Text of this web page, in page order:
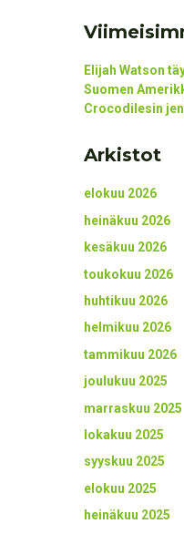
Elijah Watson
Suomen
Crocodilesin
Arkistot
elokuu 2026
heinäkuu 2026
kesäkuu 2026
toukokuu 2026
huhtikuu 2026
helmikuu 2026
tammikuu 2026
joulukuu 2025
marraskuu 2025
lokakuu 2025
syyskuu 2025
elokuu 2025
heinäkuu 2025